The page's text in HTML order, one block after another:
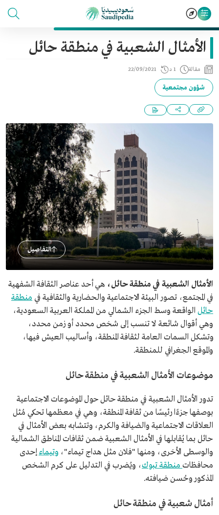
الأمثال الشعبية في منطقة حائل
مقالة 1 د 22/09/2021
شؤون مجتمعية
التفاصيل
الأمثال الشعبية في منطقة حائل، هي أحد عناصر الثقافة الشفهية
في المجتمع، تصور البيئة الاجتماعية والحضارية والثقافية في منطقة
حائل الواقعة وسط الجزء الشمالي من المملكة العربية السعودية،
وهي أقوال شائعة لا تنسب إلى شخص محدد أو زمن محدد،
وتشكل السمات العامة لثقافة المنطقة، وأساليب العيش فيها،
والموقع الجغرافي للمنطقة.
موضوعات الأمثال الشعبية في منطقة حائل
تدور الأمثال الشعبية في منطقة حائل حول الموضوعات الاجتماعية
بوصفها جزءًا رئيسًا من ثقافة المنطقة، وهي في معظمها تحكي مُثل
العلاقات الاجتماعية والضيافة والكرم، وتتشابه بعض الأمثال في
حائل بما يُقابلها في الأمثال الشعبية ضمن ثقافات المناطق الشمالية
والوسطى الأخرى، ومنها "فلان مثل هداج تيماء"، وتيماءإحدى
محافظات منطقة تبوك، ويُضرب في التدليل على كرم الشخص
المذكور وحُسن ضيافته.
أمثال شعبية في منطقة حائل